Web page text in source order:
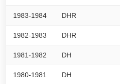
1983-1984 DHR
1982-1983 DHR
1981-1982 DH
1980-1981 DH